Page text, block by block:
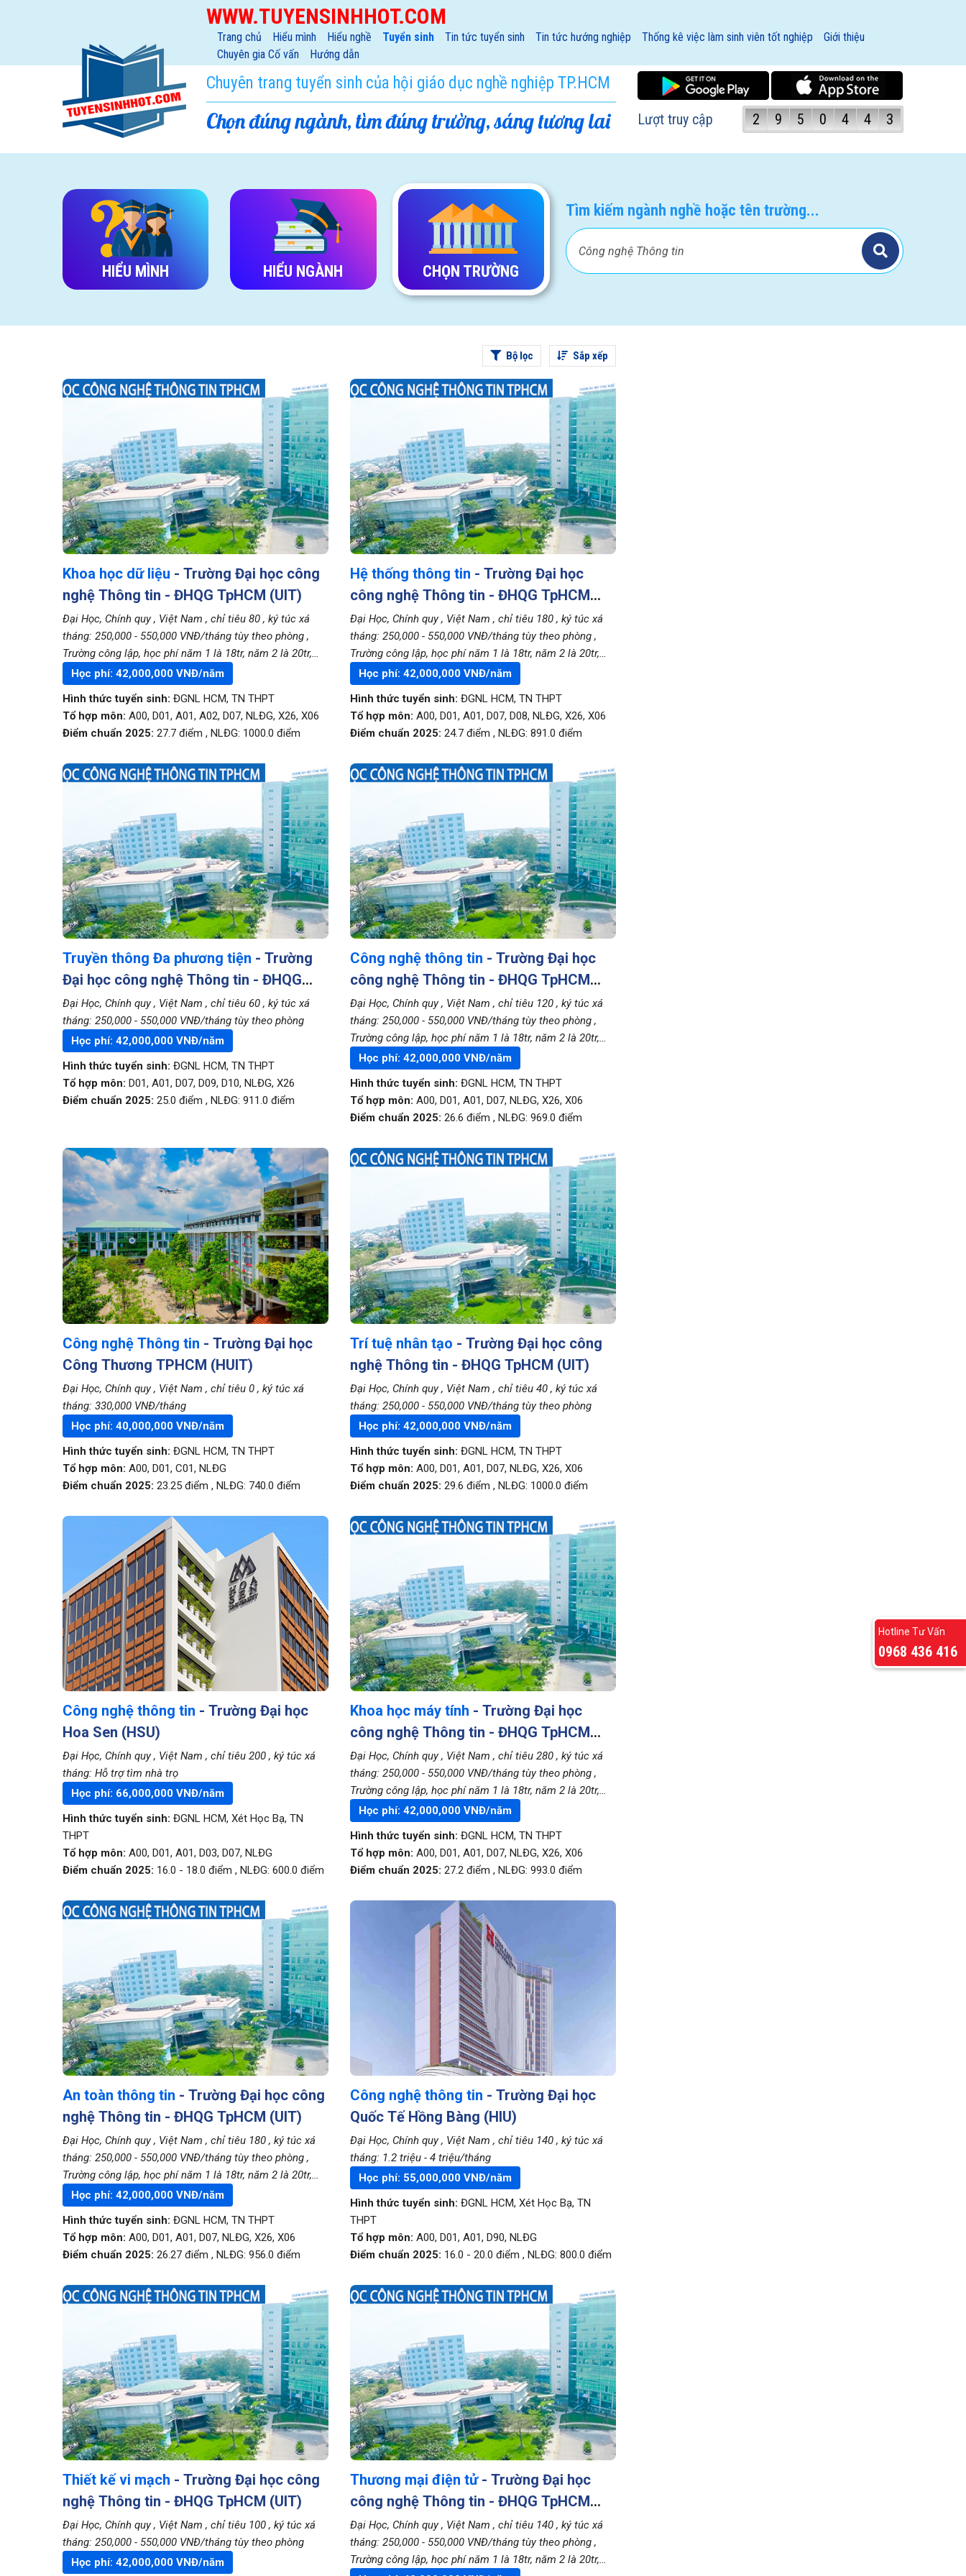
WWW.TUYENSINHHOT.COM
Trang chủ Hiểu mình Hiểu nghề Tuyển sinh Tin tức tuyển sinh Tin tức hướng nghiệp Thống kê việc làm sinh viên tốt nghiệp
Giới thiệu
Chuyên gia Cố vấn
Hướng dẫn
Chuyên trang tuyển sinh của hội giáo dục nghề nghiệp TP.HCM
Chọn đúng ngành, tìm đúng trường, sáng tương lai Lượt truy cập 2 9 5 0 4 4 3
Tìm kiếm ngành nghề hoặc tên trường...
HIỂU MÌNH HIỂU NGÀNH CHỌN TRƯỜNG
Bộ lọc Sắp xếp
Khoa học dữ liệu - Trường Đại học công
nghệ Thông tin - ĐHQG TpHCM (UIT)
Đại Học, Chính quy , Việt Nam , chỉ tiêu 80 , ký túc xá
tháng: 250,000 - 550,000 VNĐ/tháng tùy theo phòng ,
Trường công lập, học phí năm 1 là 18tr, năm 2 là 20tr,
năm 3 là 22tr, năm 4 là 24tr
Học phí: 42,000,000 VNĐ/năm
Hình thức tuyển sinh: ĐGNL HCM, TN THPT
Tổ hợp môn: A00, D01, A01, A02, D07, NLĐG, X26, X06
Điểm chuẩn 2025: 27.7 điểm , NLĐG: 1000.0 điểm
Hệ thống thông tin - Trường Đại học
công nghệ Thông tin - ĐHQG TpHCM
(UIT)
Đại Học, Chính quy , Việt Nam , chỉ tiêu 180 , ký túc xá
tháng: 250,000 - 550,000 VNĐ/tháng tùy theo phòng ,
Trường công lập, học phí năm 1 là 18tr, năm 2 là 20tr,
năm 3 là 22tr, năm 4 là 24tr
Học phí: 42,000,000 VNĐ/năm
Hình thức tuyển sinh: ĐGNL HCM, TN THPT
Tổ hợp môn: A00, D01, A01, D07, D08, NLĐG, X26, X06
Điểm chuẩn 2025: 24.7 điểm , NLĐG: 891.0 điểm
Truyền thông Đa phương tiện - Trường
Đại học công nghệ Thông tin - ĐHQG
TpHCM (UIT)
Đại Học, Chính quy , Việt Nam , chỉ tiêu 60 , ký túc xá
tháng: 250,000 - 550,000 VNĐ/tháng tùy theo phòng
Học phí: 42,000,000 VNĐ/năm
Hình thức tuyển sinh: ĐGNL HCM, TN THPT
Tổ hợp môn: D01, A01, D07, D09, D10, NLĐG, X26
Điểm chuẩn 2025: 25.0 điểm , NLĐG: 911.0 điểm
Công nghệ thông tin - Trường Đại học
công nghệ Thông tin - ĐHQG TpHCM
(UIT)
Đại Học, Chính quy , Việt Nam , chỉ tiêu 120 , ký túc xá
tháng: 250,000 - 550,000 VNĐ/tháng tùy theo phòng ,
Trường công lập, học phí năm 1 là 18tr, năm 2 là 20tr,
năm 3 là 22tr, năm 4 là 24tr
Học phí: 42,000,000 VNĐ/năm
Hình thức tuyển sinh: ĐGNL HCM, TN THPT
Tổ hợp môn: A00, D01, A01, D07, NLĐG, X26, X06
Điểm chuẩn 2025: 26.6 điểm , NLĐG: 969.0 điểm
Công nghệ Thông tin - Trường Đại học
Công Thương TPHCM (HUIT)
Đại Học, Chính quy , Việt Nam , chỉ tiêu 0 , ký túc xá
tháng: 330,000 VNĐ/tháng
Học phí: 40,000,000 VNĐ/năm
Hình thức tuyển sinh: ĐGNL HCM, TN THPT
Tổ hợp môn: A00, D01, C01, NLĐG
Điểm chuẩn 2025: 23.25 điểm , NLĐG: 740.0 điểm
Trí tuệ nhân tạo - Trường Đại học công
nghệ Thông tin - ĐHQG TpHCM (UIT)
Đại Học, Chính quy , Việt Nam , chỉ tiêu 40 , ký túc xá
tháng: 250,000 - 550,000 VNĐ/tháng tùy theo phòng
Học phí: 42,000,000 VNĐ/năm
Hình thức tuyển sinh: ĐGNL HCM, TN THPT
Tổ hợp môn: A00, D01, A01, D07, NLĐG, X26, X06
Điểm chuẩn 2025: 29.6 điểm , NLĐG: 1000.0 điểm
Công nghệ thông tin - Trường Đại học
Hoa Sen (HSU)
Đại Học, Chính quy , Việt Nam , chỉ tiêu 200 , ký túc xá
tháng: Hỗ trợ tìm nhà trọ
Học phí: 66,000,000 VNĐ/năm
Hình thức tuyển sinh: ĐGNL HCM, Xét Học Bạ, TN
THPT
Tổ hợp môn: A00, D01, A01, D03, D07, NLĐG
Điểm chuẩn 2025: 16.0 - 18.0 điểm , NLĐG: 600.0 điểm
Khoa học máy tính - Trường Đại học
công nghệ Thông tin - ĐHQG TpHCM
(UIT)
Đại Học, Chính quy , Việt Nam , chỉ tiêu 280 , ký túc xá
tháng: 250,000 - 550,000 VNĐ/tháng tùy theo phòng ,
Trường công lập, học phí năm 1 là 18tr, năm 2 là 20tr,
năm 3 là 22tr, năm 4 là 24tr
Học phí: 42,000,000 VNĐ/năm
Hình thức tuyển sinh: ĐGNL HCM, TN THPT
Tổ hợp môn: A00, D01, A01, D07, NLĐG, X26, X06
Điểm chuẩn 2025: 27.2 điểm , NLĐG: 993.0 điểm
An toàn thông tin - Trường Đại học công
nghệ Thông tin - ĐHQG TpHCM (UIT)
Đại Học, Chính quy , Việt Nam , chỉ tiêu 180 , ký túc xá
tháng: 250,000 - 550,000 VNĐ/tháng tùy theo phòng ,
Trường công lập, học phí năm 1 là 18tr, năm 2 là 20tr,
năm 3 là 22tr, năm 4 là 24tr
Học phí: 42,000,000 VNĐ/năm
Hình thức tuyển sinh: ĐGNL HCM, TN THPT
Tổ hợp môn: A00, D01, A01, D07, NLĐG, X26, X06
Điểm chuẩn 2025: 26.27 điểm , NLĐG: 956.0 điểm
Công nghệ thông tin - Trường Đại học
Quốc Tế Hồng Bàng (HIU)
Đại Học, Chính quy , Việt Nam , chỉ tiêu 140 , ký túc xá
tháng: 1.2 triệu - 4 triệu/tháng
Học phí: 55,000,000 VNĐ/năm
Hình thức tuyển sinh: ĐGNL HCM, Xét Học Bạ, TN
THPT
Tổ hợp môn: A00, D01, A01, D90, NLĐG
Điểm chuẩn 2025: 16.0 - 20.0 điểm , NLĐG: 800.0 điểm
Thiết kế vi mạch - Trường Đại học công
nghệ Thông tin - ĐHQG TpHCM (UIT)
Đại Học, Chính quy , Việt Nam , chỉ tiêu 100 , ký túc xá
tháng: 250,000 - 550,000 VNĐ/tháng tùy theo phòng
Học phí: 42,000,000 VNĐ/năm
Thương mại điện tử - Trường Đại học
công nghệ Thông tin - ĐHQG TpHCM
(UIT)
Đại Học, Chính quy , Việt Nam , chỉ tiêu 140 , ký túc xá
tháng: 250,000 - 550,000 VNĐ/tháng tùy theo phòng ,
Trường công lập, học phí năm 1 là 18tr, năm 2 là 20tr,
Hotline Tư Vấn
0968 436 416